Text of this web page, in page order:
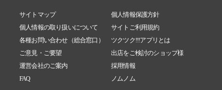
サイトマップ
個人情報保護方針
個人情報の取り扱いについて
サイトご利用規約
各種お問い合わせ（総合窓口）
ツクツク!!!アプリとは
ご意見・ご要望
出店をご検討のショップ様
運営会社のご案内
採用情報
FAQ
ノムノム